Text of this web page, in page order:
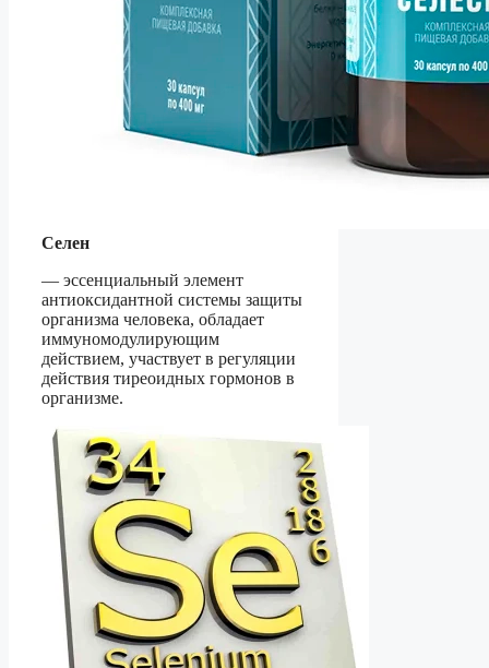
Селен
— эссенциальный элемент
антиоксидантной системы защиты
организма человека, обладает
иммуномодулирующим
действием, участвует в регуляции
действия тиреоидных гормонов в
организме.